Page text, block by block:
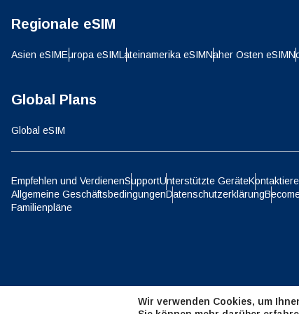
Regionale eSIM
Asien eSIMEuropa eSIMLateinamerika eSIMNaher Osten eSIM
Global Plans
Global eSIM
Empfehlen und VerdienenSupportUnterstützte Geräte
Allgemeine GeschäftsbedingungenDatenschutzerklärung
Familienpläne
Wir verwenden Cookies, um